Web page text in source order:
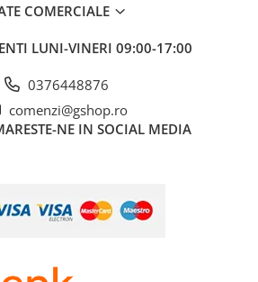
COMERCIALE
LUNI-VINERI 09:00-17:00
0376448876
comenzi@gshop.ro
NE IN SOCIAL MEDIA